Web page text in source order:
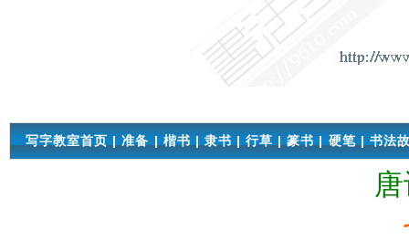
写字教室首页 |准备 | 楷书 | 隶书 |行草 |篆书 | 硬笔| 书法